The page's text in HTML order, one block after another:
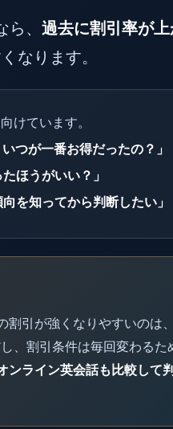
、 過去に割引率が
なります。
けています。
つが一番お得だったの？」
ほうがいい？」
を知ってから判断したい」
引が強くなりやすいのは、
、割引条件は毎回変わるた
ンライン英会話も比較して